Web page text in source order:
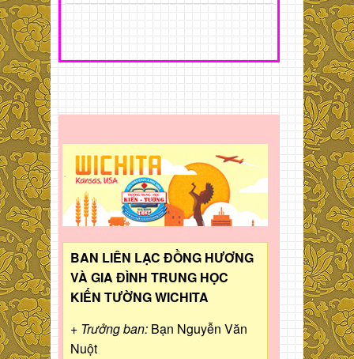
BAN LIÊN LẠC ĐỒNG HƯƠNG
VÀ GIA ĐÌNH TRUNG HỌC
KIẾN TƯỜNG WICHITA
+ Trưởng ban: Bạn Nguyễn Văn
Nuột